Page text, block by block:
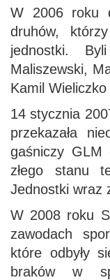
W 2006 roku
druhów,
jednostki.
Maliszewski,
Kamil
14 stycznia
przekazała
gaśniczy GLM
złego stanu
Jednostki wraz
W 2008 roku
zawodach
które odbyły
braków w